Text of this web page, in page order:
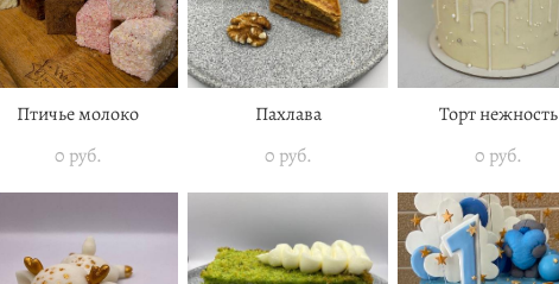
Птичье молоко
0 pуб.
Пахлава
0 pуб.
Торт нежность
0 pуб.